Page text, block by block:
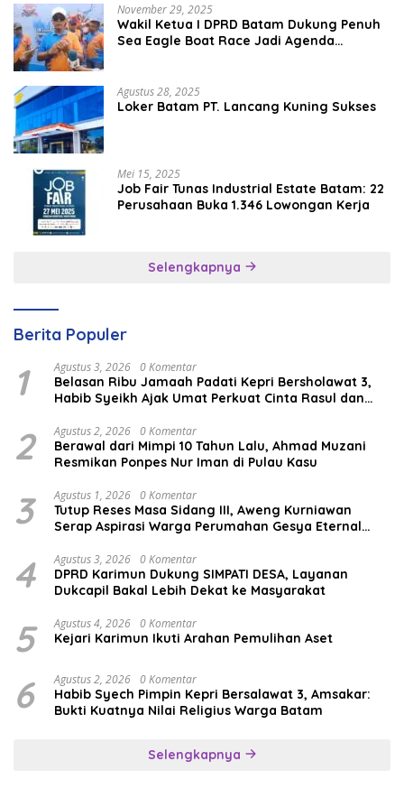
November 29, 2025
Wakil Ketua I DPRD Batam Dukung Penuh
Sea Eagle Boat Race Jadi Agenda
Agustus 28, 2025
Loker Batam PT. Lancang Kuning Sukses
Mei 15, 2025
Job Fair Tunas Industrial Estate Batam: 22
Perusahaan Buka 1.346 Lowongan Kerja
Selengkapnya
Berita Populer
1 Agustus 3, 2026 0 Komentar
Belasan Ribu Jamaah Padati Kepri Bersholawat 3,
Habib Syeikh Ajak Umat Perkuat Cinta Rasul dan
2 Agustus 2, 2026 0 Komentar
Berawal dari Mimpi 10 Tahun Lalu, Ahmad Muzani
Resmikan Ponpes Nur Iman di Pulau Kasu
3 Agustus 1, 2026 0 Komentar
Tutup Reses Masa Sidang III, Aweng Kurniawan
Serap Aspirasi Warga Perumahan Gesya Eternal
4 Agustus 3, 2026 0 Komentar
DPRD Karimun Dukung SIMPATI DESA, Layanan
Dukcapil Bakal Lebih Dekat ke Masyarakat
5 Agustus 4, 2026 0 Komentar
Kejari Karimun Ikuti Arahan Pemulihan Aset
6 Agustus 2, 2026 0 Komentar
Habib Syech Pimpin Kepri Bersalawat 3, Amsakar:
Bukti Kuatnya Nilai Religius Warga Batam
Selengkapnya